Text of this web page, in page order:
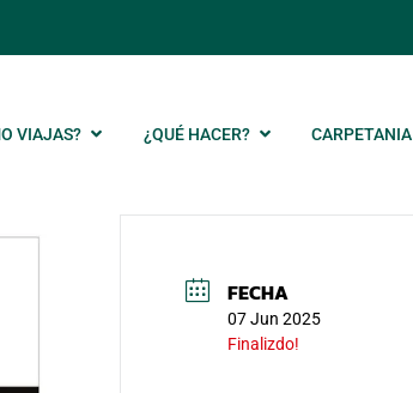
VIAJAS? ¿QUÉ HACER? CARPETANIA
FECHA
07 Jun 2025
Finalizdo!